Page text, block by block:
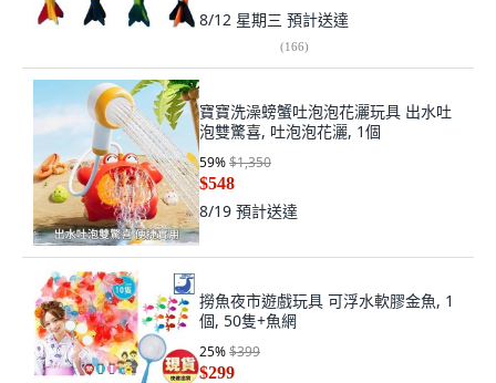
8/12 星期三 預計送達
(166)
寶寶洗澡螃蟹吐泡泡花灑玩具 出水吐
泡雙驚喜, 吐泡泡花灑, 1個
59%$1,350
$548
8/19 預計送達
撈魚夜市遊戲玩具 可浮水軟膠金魚, 1
個, 50隻+魚網
25%$399
$299